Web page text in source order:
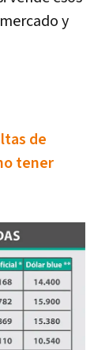
y
de
tener